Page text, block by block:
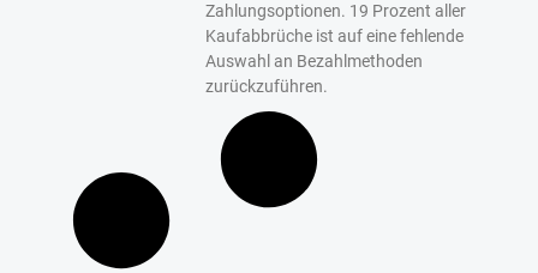
Zahlungsoptionen. 19 Prozent aller
Kaufabbrüche ist auf eine fehlende
Auswahl an Bezahlmethoden
zurückzuführen.